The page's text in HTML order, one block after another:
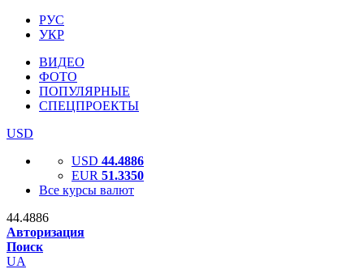
РУС
УКР
ВИДЕО
ФОТО
ПОПУЛЯРНЫЕ
СПЕЦПРОЕКТЫ
USD
USD 44.4886
EUR 51.3350
Все курсы валют
44.4886
Авторизация
Поиск
UA